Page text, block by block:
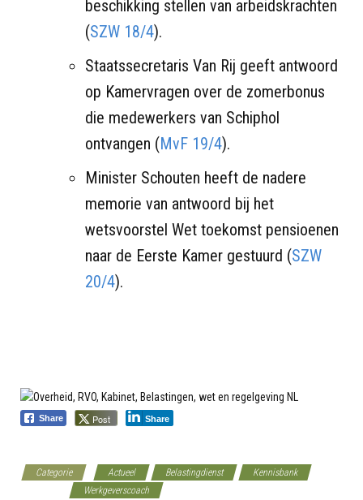
beschikking stellen van arbeidskrachten
(SZW 18/4).
Staatssecretaris Van Rij geeft antwoord
op Kamervragen over de zomerbonus
die medewerkers van Schiphol
ontvangen (MvF 19/4).
Minister Schouten heeft de nadere
memorie van antwoord bij het
wetsvoorstel Wet toekomst pensioenen
naar de Eerste Kamer gestuurd (SZW
20/4).
Share Post Share
Categorie Actueel Belastingdienst
Kennisbank
Werkgeverscoach